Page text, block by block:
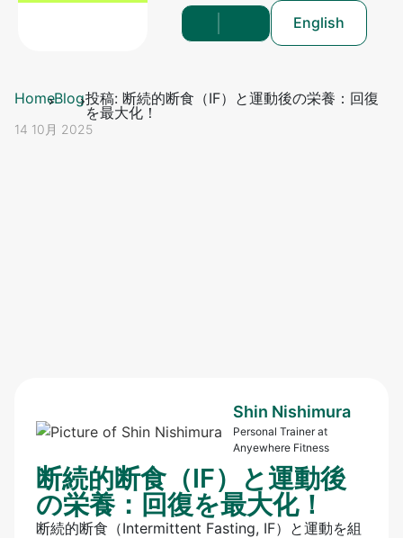
English
HomeBlog投稿: 断続的断食（IF）と運動後の栄養：回復
を最大化！
14 10月 2025
Shin Nishimura
Personal Trainer at
Anyewhere Fitness
断続的断食（IF）と運動後
の栄養：回復を最大化！
断続的断食（Intermittent Fasting, IF）と運動を組